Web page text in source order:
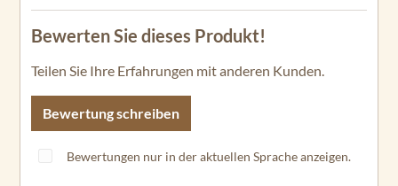
Bewerten Sie dieses Produkt!
Teilen Sie Ihre Erfahrungen mit anderen Kunden.
Bewertung schreiben
Bewertungen nur in der aktuellen Sprache anzeigen.